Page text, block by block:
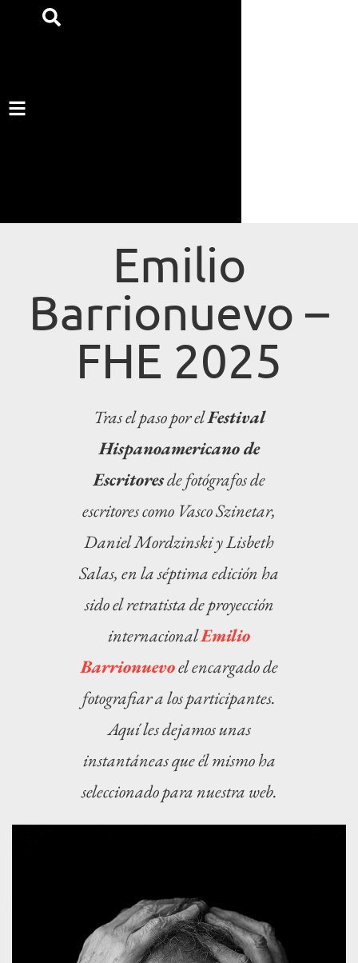
Emilio
Barrionuevo –
FHE 2025
Tras el paso por elFestival
Hispanoamericano de
Escritoresde fotógrafos de
escritores como Vasco Szinetar,
Daniel Mordzinski y Lisbeth
Salas, en la séptima edición ha
sido el retratista de proyección
internacionalEmilio
Barrionuevoel encargado de
fotografiar a los participantes.
Aquí les dejamos unas
instantáneas que él mismo ha
seleccionado para nuestra web.